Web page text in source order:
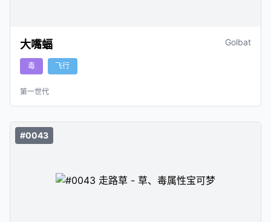
大嘴蝠 Golbat
毒 飞行
第一世代
#0043